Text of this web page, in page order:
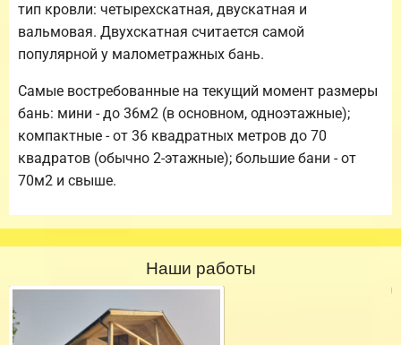
тип кровли: четырехскатная, двускатная и
вальмовая. Двухскатная считается самой
популярной у малометражных бань.
Самые востребованные на текущий момент размеры
бань: мини - до 36м2 (в основном, одноэтажные);
компактные - от 36 квадратных метров до 70
квадратов (обычно 2-этажные); большие бани - от
70м2 и свыше.
Наши работы